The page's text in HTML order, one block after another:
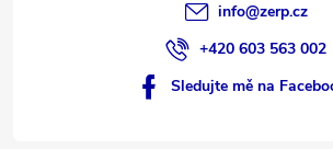
info@zerp.cz
+420 603 563 002
Sledujte mě na